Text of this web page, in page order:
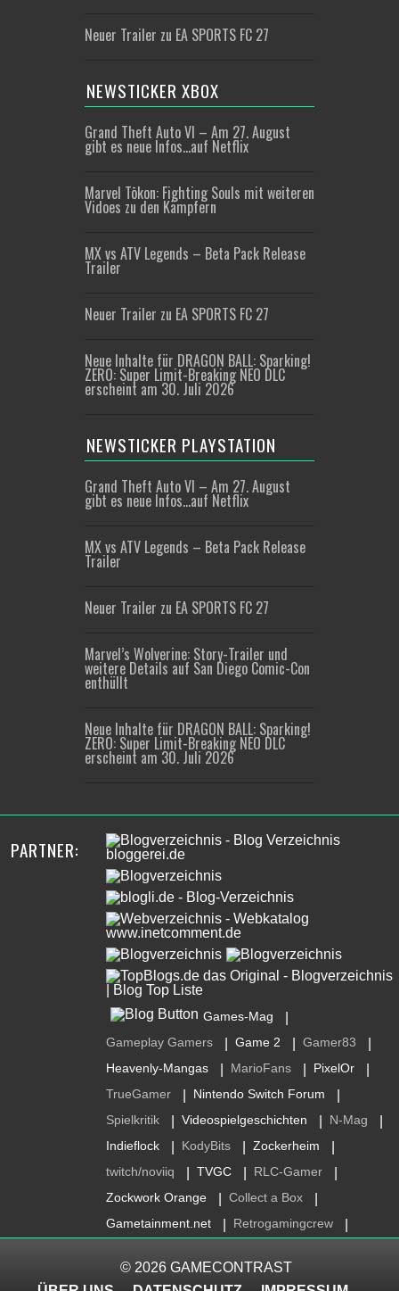
Neuer Trailer zu EA SPORTS FC 27
NEWSTICKER XBOX
Grand Theft Auto VI – Am 27. August
gibt es neue Infos…auf Netflix
Marvel Tōkon: Fighting Souls mit weiteren
Vidoes zu den Kämpfern
MX vs ATV Legends – Beta Pack Release
Trailer
Neuer Trailer zu EA SPORTS FC 27
Neue Inhalte für DRAGON BALL: Sparking!
ZERO: Super Limit-Breaking NEO DLC
erscheint am 30. Juli 2026
NEWSTICKER PLAYSTATION
Grand Theft Auto VI – Am 27. August
gibt es neue Infos…auf Netflix
MX vs ATV Legends – Beta Pack Release
Trailer
Neuer Trailer zu EA SPORTS FC 27
Marvel’s Wolverine: Story-Trailer und
weitere Details auf San Diego Comic-Con
enthüllt
Neue Inhalte für DRAGON BALL: Sparking!
ZERO: Super Limit-Breaking NEO DLC
erscheint am 30. Juli 2026
PARTNER:
Games-Mag
Gameplay Gamers Game 2 Gamer83
Heavenly-Mangas MarioFans PixelOr
TrueGamer Nintendo Switch Forum
Spielkritik Videospielgeschichten N-Mag
Indieflock KodyBits Zockerheim
twitch/noviiq TVGC RLC-Gamer
Zockwork Orange Collect a Box
Gametainment.net Retrogamingcrew
© 2026 GAMECONTRAST